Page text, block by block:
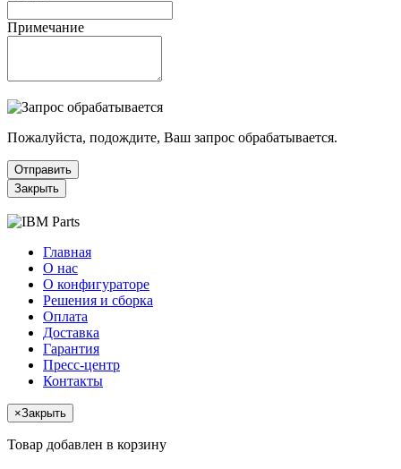
Примечание
Пожалуйста, подождите, Ваш запрос обрабатывается.
Отправить
Закрыть
Главная
О нас
О конфигураторе
Решения и сборка
Оплата
Доставка
Гарантия
Пресс-центр
Контакты
×Закрыть
Товар добавлен в корзину